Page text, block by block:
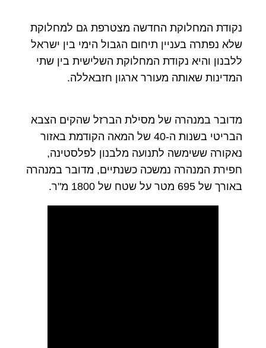
נקודת המחלוקת החדשה מצטרפת גם למחלוקת
שלא נפתרה בעניין תיחום הגבול הימי בין ישראל
ללבנון והיא נקודת המחלוקת השלישית בין שתי
המדינות שאותה מעורר ארגון חזבאללה.
מדובר במנהרה של מסילת הברזל שהקים הצבא
הבריטי בשנות ה-40 של המאה הקודמת באזור
נאקורה ששימשה לתנועה מלבנון לפלסטינה,
חפירת המנהרה נמשכה כשנתיים, מדובר במנהרה
באורך של 695 מטר על שטח של 1800 מ"ר.